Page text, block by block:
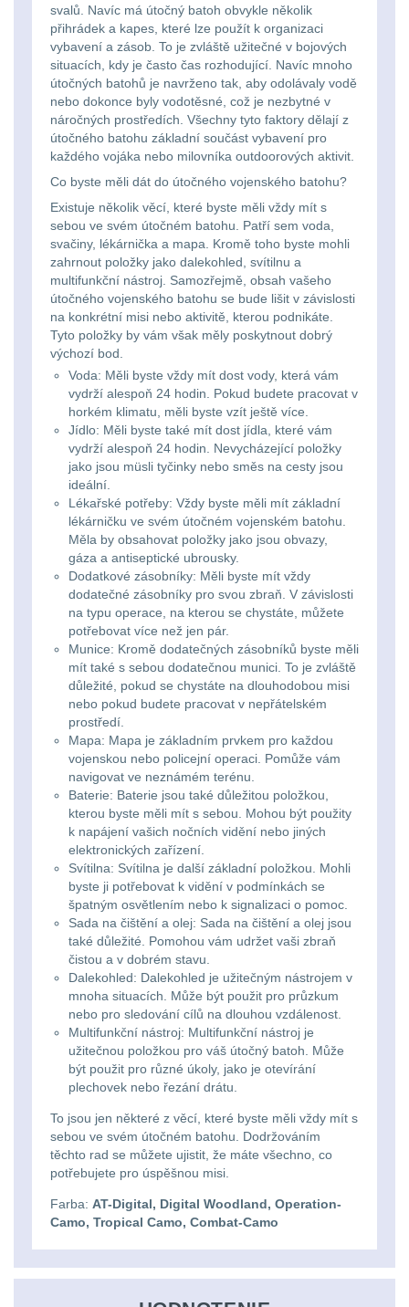
Na zbraň33
Na granáty12
Peněženky14
Doplňky k batohům535
Ramenní popruhy a
vycpávky10
Karabiny a přezky75
Kroužky, šňůrky,
koncovky 25
Nášivky105
Samonavíjecí
držáky 1
Zámky1
Nepromokavý potahy
a vaky18
Adaptéry33
Nože164
Taktická pera5
Láhve16
Lékárničky17
Na přežití25
Ostatní45
DOPLNKY K
ZBRANIAM(663)
Montáže na zbraň556
Montáže pro svítilny
Boční montáže 11
Adaptéry a risery38
Montáže pro optiku
180
Montáže na hlaveň3
svalů. Navíc má útočný batoh obvykle několik
přihrádek a kapes, které lze použít k organizaci
vybavení a zásob. To je zvláště užitečné v bojových
situacích, kdy je často čas rozhodující. Navíc mnoho
útočných batohů je navrženo tak, aby odolávaly vodě
nebo dokonce byly vodotěsné, což je nezbytné v
náročných prostředích. Všechny tyto faktory dělají z
útočného batohu základní součást vybavení pro
každého vojáka nebo milovníka outdoorových aktivit.
Co byste měli dát do útočného vojenského batohu?
Existuje několik věcí, které byste měli vždy mít s
sebou ve svém útočném batohu. Patří sem voda,
svačiny, lékárnička a mapa. Kromě toho byste mohli
zahrnout položky jako dalekohled, svítilnu a
multifunkční nástroj. Samozřejmě, obsah vašeho
útočného vojenského batohu se bude lišit v závislosti
na konkrétní misi nebo aktivitě, kterou podnikáte.
Tyto položky by vám však měly poskytnout dobrý
výchozí bod.
Voda: Měli byste vždy mít dost vody, která vám
vydrží alespoň 24 hodin. Pokud budete pracovat v
horkém klimatu, měli byste vzít ještě více.
Jídlo: Měli byste také mít dost jídla, které vám
vydrží alespoň 24 hodin. Nevycházející položky
jako jsou müsli tyčinky nebo směs na cesty jsou
ideální.
Lékařské potřeby: Vždy byste měli mít základní
lékárničku ve svém útočném vojenském batohu.
Měla by obsahovat položky jako jsou obvazy,
gáza a antiseptické ubrousky.
Dodatkové zásobníky: Měli byste mít vždy
dodatečné zásobníky pro svou zbraň. V závislosti
na typu operace, na kterou se chystáte, můžete
potřebovat více než jen pár.
Munice: Kromě dodatečných zásobníků byste měli
mít také s sebou dodatečnou munici. To je zvláště
důležité, pokud se chystáte na dlouhodobou misi
nebo pokud budete pracovat v nepřátelském
prostředí.
Mapa: Mapa je základním prvkem pro každou
vojenskou nebo policejní operaci. Pomůže vám
navigovat ve neznámém terénu.
Baterie: Baterie jsou také důležitou položkou,
kterou byste měli mít s sebou. Mohou být použity
k napájení vašich nočních vidění nebo jiných
elektronických zařízení.
Svítilna: Svítilna je další základní položkou. Mohli
byste ji potřebovat k vidění v podmínkách se
špatným osvětlením nebo k signalizaci o pomoc.
Sada na čištění a olej: Sada na čištění a olej jsou
také důležité. Pomohou vám udržet vaši zbraň
čistou a v dobrém stavu.
Dalekohled: Dalekohled je užitečným nástrojem v
mnoha situacích. Může být použit pro průzkum
nebo pro sledování cílů na dlouhou vzdálenost.
Multifunkční nástroj: Multifunkční nástroj je
užitečnou položkou pro váš útočný batoh. Může
být použit pro různé úkoly, jako je otevírání
plechovek nebo řezání drátu.
To jsou jen některé z věcí, které byste měli vždy mít s
sebou ve svém útočném batohu. Dodržováním
těchto rad se můžete ujistit, že máte všechno, co
potřebujete pro úspěšnou misi.
Farba: AT-Digital, Digital Woodland, Operation-
Camo, Tropical Camo, Combat-Camo